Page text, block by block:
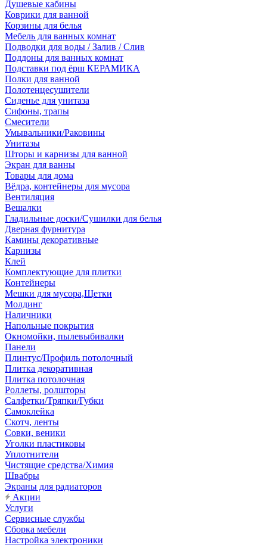
Душевые кабины
Коврики для ванной
Корзины для белья
Мебель для ванных комнат
Подводки для воды / Залив / Слив
Поддоны для ванных комнат
Подставки под ёрш КЕРАМИКА
Полки для ванной
Полотенцесушители
Сиденье для унитаза
Сифоны, трапы
Смесители
Умывальники/Раковины
Унитазы
Шторы и карнизы для ванной
Экран для ванны
Товары для дома
Вёдра, контейнеры для мусора
Вентиляция
Вешалки
Гладильные доски/Сушилки для белья
Дверная фурнитура
Камины декоративные
Карнизы
Клей
Комплектующие для плитки
Контейнеры
Мешки для мусора,Щетки
Молдинг
Наличники
Напольные покрытия
Окномойки, пылевыбивалки
Панели
Плинтус/Профиль потолочный
Плитка декоративная
Плитка потолочная
Роллеты, ролшторы
Салфетки/Тряпки/Губки
Самоклейка
Скотч, ленты
Совки, веники
Уголки пластиковы
Уплотнители
Чистящие средства/Химия
Швабры
Экраны для радиаторов
Акции
Услуги
Сервисные службы
Сборка мебели
Настройка электроники